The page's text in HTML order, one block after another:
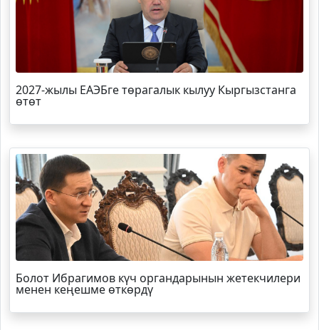
2027-жылы ЕАЭБге төрагалык кылуу Кыргызстанга
өтөт
Болот Ибрагимов күч органдарынын жетекчилери
менен кеңешме өткөрдү